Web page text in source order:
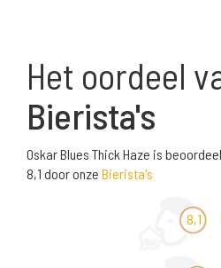
Het oordeel
Bierista's
Oskar Blues Thick Haze is
8,1 door onze Bierista's
8,1